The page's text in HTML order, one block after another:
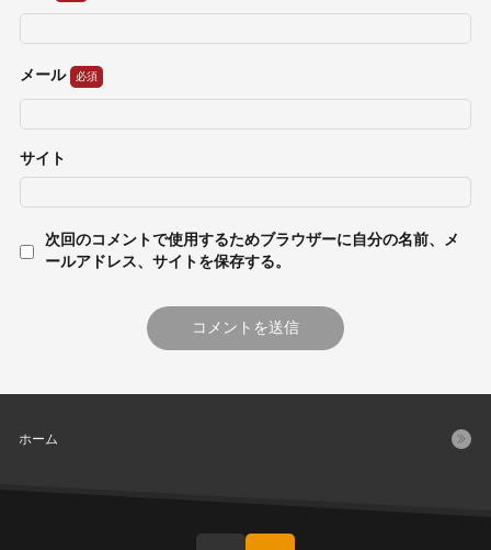
メール
サイト
次回のコメントで使用するためブラウザーに自分の名前、メ
ールアドレス、サイトを保存する。
ホーム